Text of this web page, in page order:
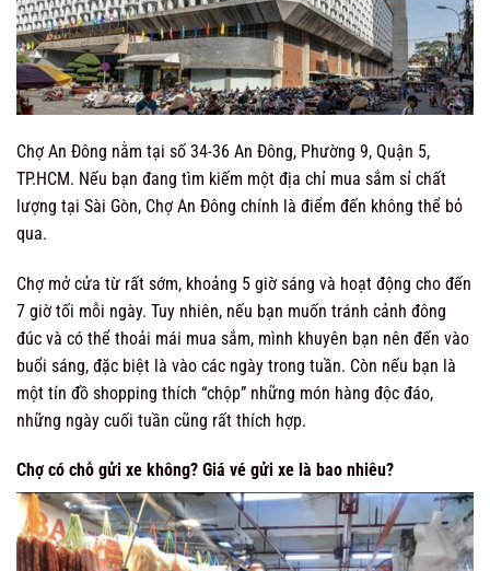
Chợ An Đông nằm tại số 34-36 An Đông, Phường 9, Quận 5,
TP.HCM. Nếu bạn đang tìm kiếm một địa chỉ mua sắm sỉ chất
lượng tại Sài Gòn, Chợ An Đông chính là điểm đến không thể bỏ
qua.
Chợ mở cửa từ rất sớm, khoảng 5 giờ sáng và hoạt động cho đến
7 giờ tối mỗi ngày. Tuy nhiên, nếu bạn muốn tránh cảnh đông
đúc và có thể thoải mái mua sắm, mình khuyên bạn nên đến vào
buổi sáng, đặc biệt là vào các ngày trong tuần. Còn nếu bạn là
một tín đồ shopping thích “chộp” những món hàng độc đáo,
những ngày cuối tuần cũng rất thích hợp.
Chợ có chỗ gửi xe không? Giá vé gửi xe là bao nhiêu?